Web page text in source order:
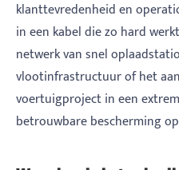
klanttevredenheid en
in een kabel die zo hard
netwerk van snel
vlootinfrastructuur of het
voertuigproject in een
betrouwbare bescherming